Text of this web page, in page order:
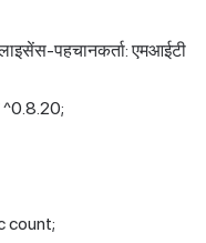
पहचानकर्ता: एमआईटी
^0.8.20;
count;